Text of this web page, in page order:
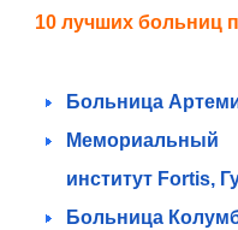
10 лучших больниц
Больница
Мемориальный
институт Fortis,
Больница